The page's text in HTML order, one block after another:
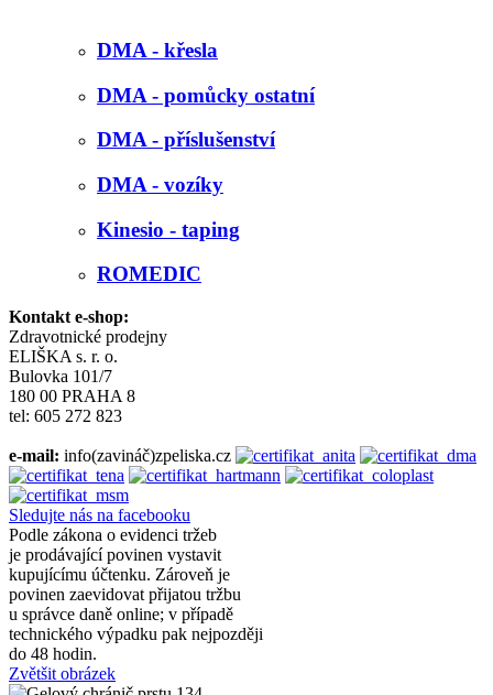
DMA - křesla
DMA - pomůcky ostatní
DMA - příslušenství
DMA - vozíky
Kinesio - taping
ROMEDIC
Kontakt e-shop:
Zdravotnické prodejny
ELIŠKA s. r. o.
Bulovka 101/7
180 00 PRAHA 8
tel: 605 272 823
e-mail: info(zavináč)zpeliska.cz
Sledujte nás na facebooku
Podle zákona o evidenci tržeb
je prodávající povinen vystavit
kupujícímu účtenku. Zároveň je
povinen zaevidovat přijatou tržbu
u správce daně online; v případě
technického výpadku pak nejpozději
do 48 hodin.
Zvětšit obrázek